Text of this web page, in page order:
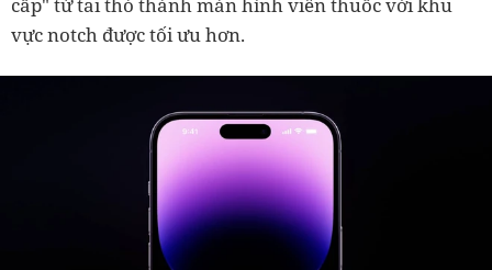
vực notch được tối ưu hơn.